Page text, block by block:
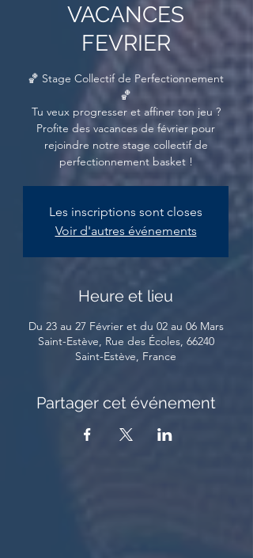
VACANCES
FEVRIER
🏀 Stage Collectif de Perfectionnement
🏀
Tu veux progresser et affiner ton jeu ?
Profite des vacances de février pour
rejoindre notre stage collectif de
perfectionnement basket !
Les inscriptions sont closes
Voir d'autres événements
Heure et lieu
Du 23 au 27 Février et du 02 au 06 Mars
Saint-Estève, Rue des Écoles, 66240
Saint-Estève, France
Partager cet événement